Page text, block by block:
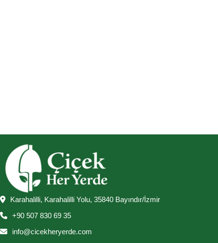
Karahalilli, Karahalilli Yolu, 35840 Bayındır/İzmir
+90 507 830 69 35
info@cicekheryerde.com